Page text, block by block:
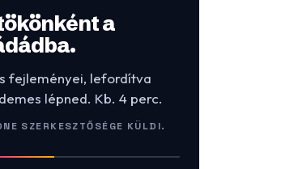
a
fejleményei, lefordítva
lépned. Kb. 4 perc.
SZERKESZTŐSÉGE KÜLDI.